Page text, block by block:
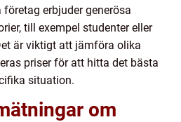
erbjuder generösa
till exempel studenter eller
är viktigt att jämföra olika
priser för att hitta det bästa
situation.
om